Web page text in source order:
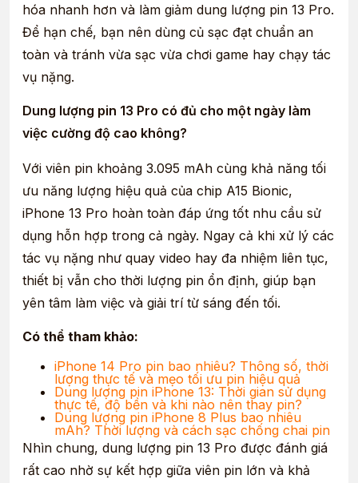
hóa nhanh hơn và làm giảm dung lượng pin 13 Pro.
Để hạn chế, bạn nên dùng củ sạc đạt chuẩn an
toàn và tránh vừa sạc vừa chơi game hay chạy tác
vụ nặng.
Dung lượng pin 13 Pro có đủ cho một ngày làm
việc cường độ cao không?
Với viên pin khoảng 3.095 mAh cùng khả năng tối
ưu năng lượng hiệu quả của chip A15 Bionic,
iPhone 13 Pro hoàn toàn đáp ứng tốt nhu cầu sử
dụng hỗn hợp trong cả ngày. Ngay cả khi xử lý các
tác vụ nặng như quay video hay đa nhiệm liên tục,
thiết bị vẫn cho thời lượng pin ổn định, giúp bạn
yên tâm làm việc và giải trí từ sáng đến tối.
Có thể tham khảo:
iPhone 14 Pro pin bao nhiêu? Thông số, thời
lượng thực tế và mẹo tối ưu pin hiệu quả
Dung lượng pin iPhone 13: Thời gian sử dụng
thực tế, độ bền và khi nào nên thay pin?
Dung lượng pin iPhone 8 Plus bao nhiêu
mAh? Thời lượng và cách sạc chống chai pin
Nhìn chung, dung lượng pin 13 Pro được đánh giá
rất cao nhờ sự kết hợp giữa viên pin lớn và khả